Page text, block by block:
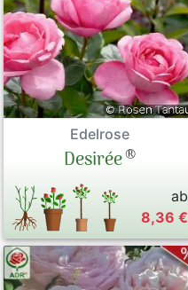
Edelrose
Desirée®
ab
8,36 €